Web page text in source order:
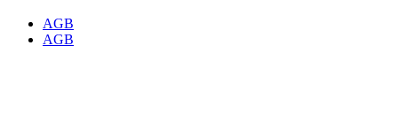
AGB
AGB